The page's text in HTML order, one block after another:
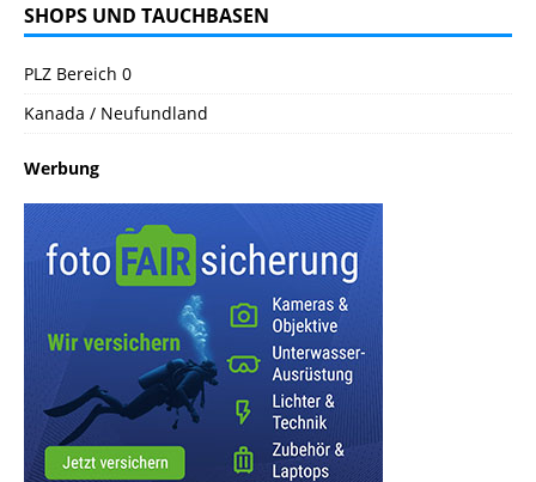
SHOPS UND TAUCHBASEN
PLZ Bereich 0
Kanada / Neufundland
Werbung